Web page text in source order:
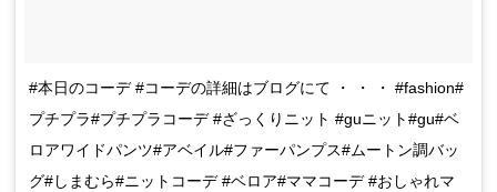
#本日のコーデ #コーデの詳細はブログにて ・ ・ ・ #fashion#
プチプラ#プチプラコーデ #ざっくりニット #guニット#gu#ベ
ロアワイドパンツ#アベイル#ファーパンプス#ムートン調バッ
グ#しまむら#ニットコーデ #ベロア#ママコーデ #おしゃれマ